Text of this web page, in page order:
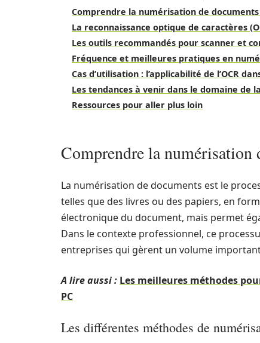
Comprendre la numérisation de
La reconnaissance optique de caractères
Les outils recommandés pour scanner et
Fréquence et meilleures pratiques en
Cas d’utilisation : l’applicabilité de l’OCR
Les tendances à venir dans le domaine de
Ressources pour aller plus loin
Comprendre la numérisation
La numérisation de documents est le
telles que des livres ou des papiers, en
électronique du document, mais permet
Dans le contexte professionnel, ce
entreprises qui gèrent un volume
A lire aussi : Les meilleures méthodes
PC
Les différentes méthodes de